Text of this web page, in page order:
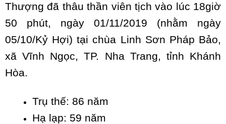
Thượng đã thâu thần viên tịch vào lúc 18giờ
50 phút, ngày 01/11/2019 (nhằm ngày
05/10/Kỷ Hợi) tại chùa Linh Sơn Pháp Bảo,
xã Vĩnh Ngọc, TP. Nha Trang, tỉnh Khánh
Hòa.
Trụ thế: 86 năm
Hạ lạp: 59 năm